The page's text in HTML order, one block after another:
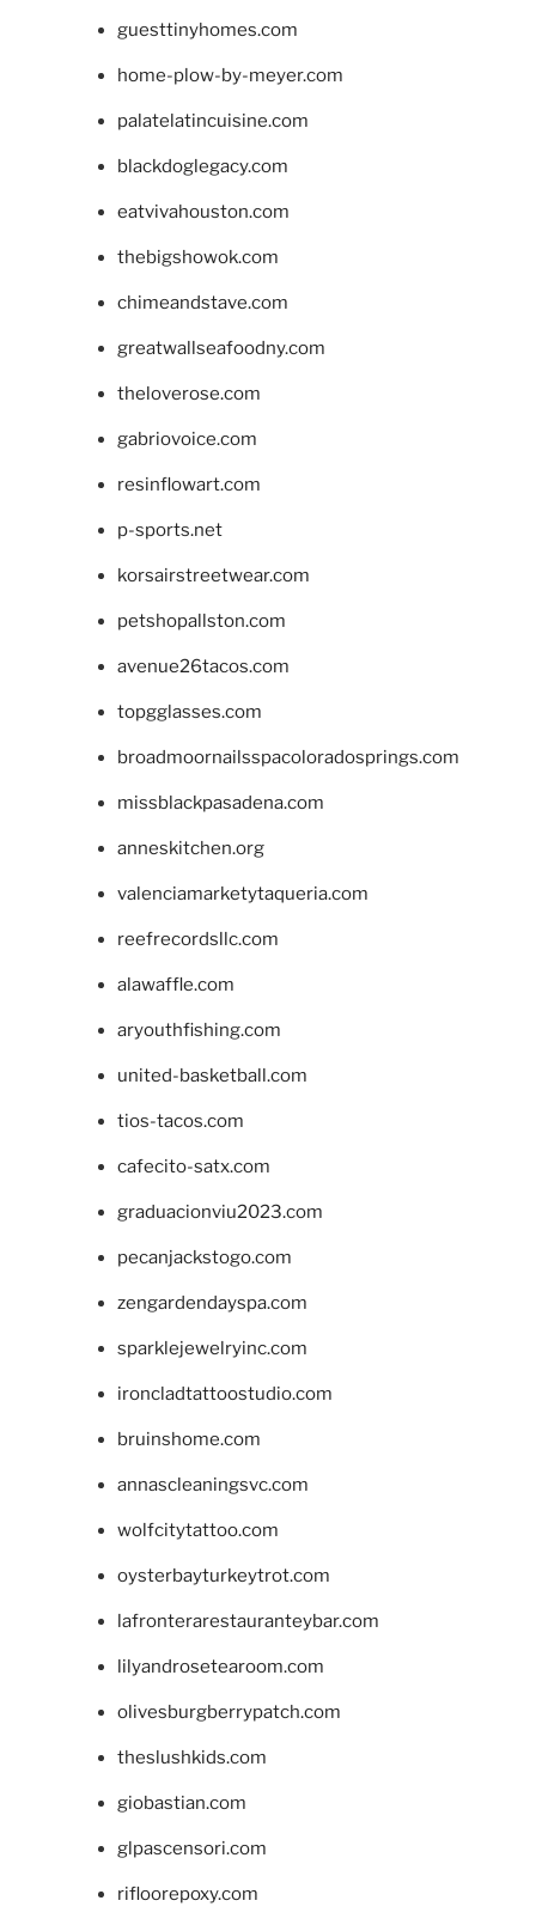
guesttinyhomes.com
home-plow-by-meyer.com
palatelatincuisine.com
blackdoglegacy.com
eatvivahouston.com
thebigshowok.com
chimeandstave.com
greatwallseafoodny.com
theloverose.com
gabriovoice.com
resinflowart.com
p-sports.net
korsairstreetwear.com
petshopallston.com
avenue26tacos.com
topgglasses.com
broadmoornailsspacoloradosprings.com
missblackpasadena.com
anneskitchen.org
valenciamarketytaqueria.com
reefrecordsllc.com
alawaffle.com
aryouthfishing.com
united-basketball.com
tios-tacos.com
cafecito-satx.com
graduacionviu2023.com
pecanjackstogo.com
zengardendayspa.com
sparklejewelryinc.com
ironcladtattoostudio.com
bruinshome.com
annascleaningsvc.com
wolfcitytattoo.com
oysterbayturkeytrot.com
lafronterarestauranteybar.com
lilyandrosetearoom.com
olivesburgberrypatch.com
theslushkids.com
giobastian.com
glpascensori.com
rifloorepoxy.com